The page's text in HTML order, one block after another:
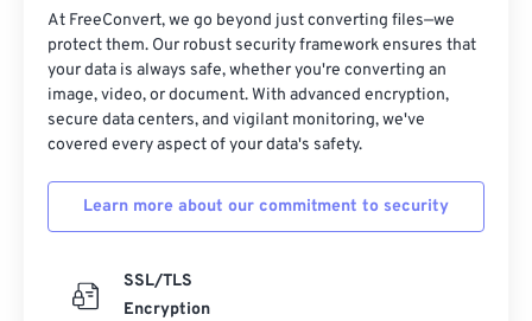
At FreeConvert, we go beyond just converting files—we
protect them. Our robust security framework ensures that
your data is always safe, whether you're converting an
image, video, or document. With advanced encryption,
secure data centers, and vigilant monitoring, we've
covered every aspect of your data's safety.
Learn more about our commitment to security
SSL/TLS
Encryption